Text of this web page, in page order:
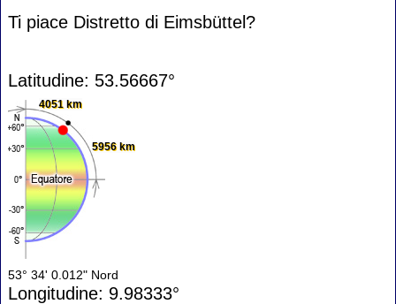
Ti piace Distretto di Eimsbüttel?
Latitudine: 53.56667°
4051 km
5956 km
53° 34' 0.012" Nord
Longitudine: 9.98333°